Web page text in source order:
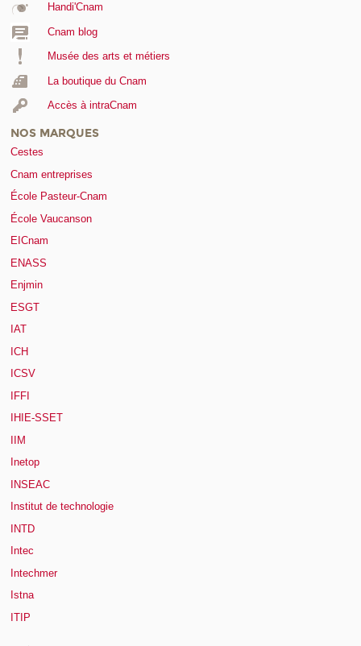
Handi'Cnam
Cnam blog
Musée des arts et métiers
La boutique du Cnam
Accès à intraCnam
NOS MARQUES
Cestes
Cnam entreprises
École Pasteur-Cnam
École Vaucanson
EICnam
ENASS
Enjmin
ESGT
IAT
ICH
ICSV
IFFI
IHIE-SSET
IIM
Inetop
INSEAC
Institut de technologie
INTD
Intec
Intechmer
Istna
ITIP